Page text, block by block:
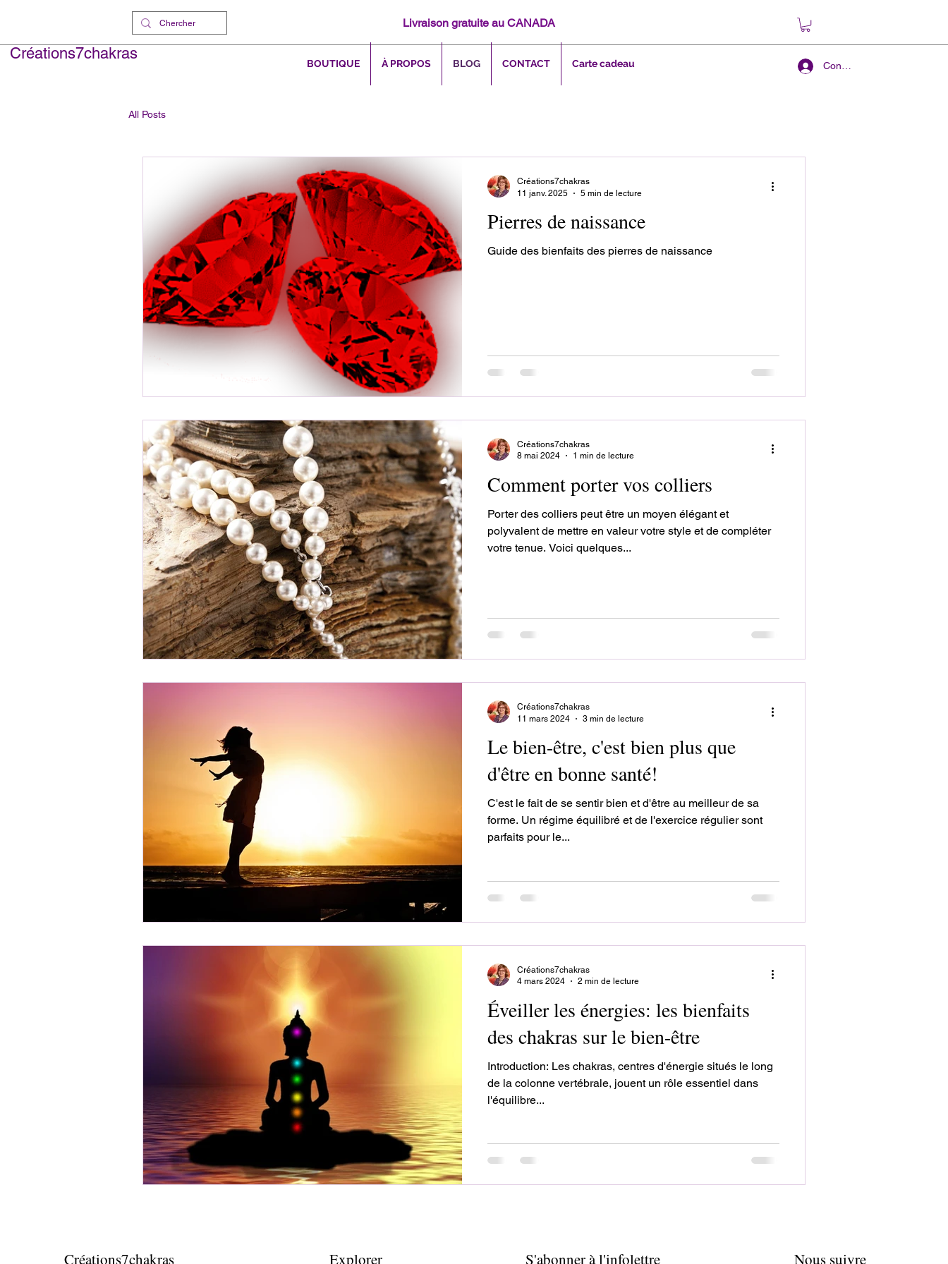
Créations7chakras
BOUTIQUE À PROPOS BLOG CONTACT Carte cadeau Connexion
Livraison gratuite au CANADA
All Posts
Pierres de naissance
Guide des bienfaits des pierres de naissance
Créations7chakras
11 janv. 2025
5 min de lecture
Comment porter vos colliers
Porter des colliers peut être un moyen élégant et
polyvalent de mettre en valeur votre style et de compléter
votre tenue. Voici quelques...
Créations7chakras
8 mai 2024
1 min de lecture
Le bien-être, c'est bien plus que
d'être en bonne santé!
C'est le fait de se sentir bien et d'être au meilleur de sa
forme. Un régime équilibré et de l'exercice régulier sont
parfaits pour le...
Créations7chakras
11 mars 2024
3 min de lecture
Éveiller les énergies: les bienfaits
des chakras sur le bien-être
Introduction: Les chakras, centres d'énergie situés le long
de la colonne vertébrale, jouent un rôle essentiel dans
l'équilibre...
Créations7chakras
4 mars 2024
2 min de lecture
Créations7chakras Explorer S'abonner à l'infolettre Nous suivre